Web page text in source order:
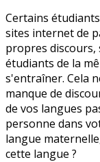
Certains
sites internet de
propres
étudiants de la
s'entraîner. Cela
manque de
de vos langues
personne dans
langue
cette langue ?